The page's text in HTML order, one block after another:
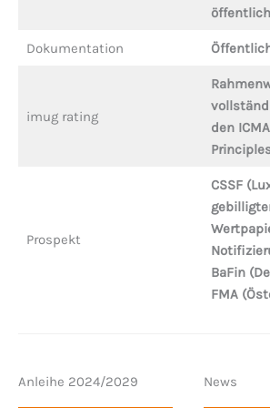
Dokumentation
imug rating
den
Prospekt
CSSF
BaFin
FMA
Anleihe 2024/2029 News